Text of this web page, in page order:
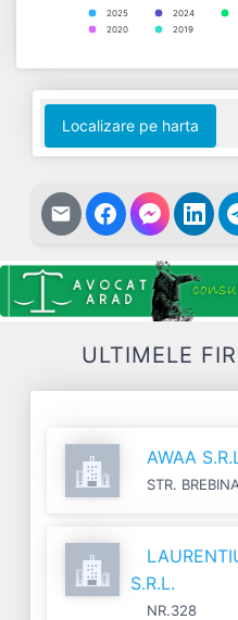
2025 2024
2020
2019
End of interactive chart.
Localizare pe harta
ULTIMELE
AWAA
STR.
S.R.L.
NR.328